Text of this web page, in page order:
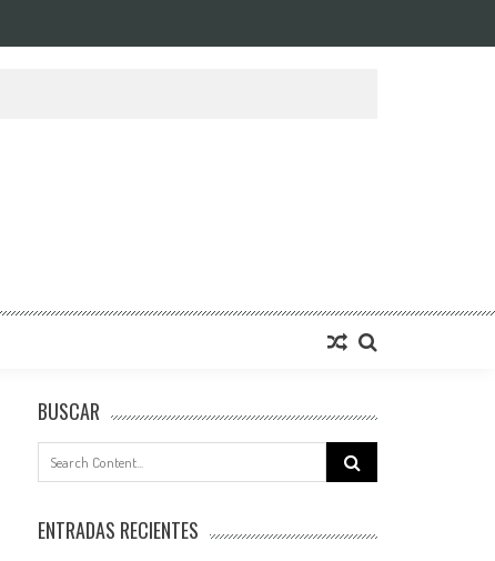
BUSCAR
Search
for:
ENTRADAS RECIENTES